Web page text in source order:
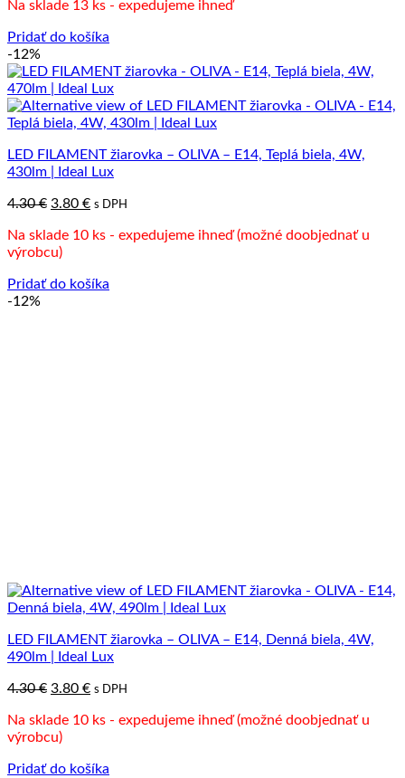
bola:
je:
Na sklade 13 ks - expedujeme ihneď
Pridať do košíka
-12%
LED FILAMENT žiarovka – OLIVA – E14, Teplá biela, 4W,
430lm | Ideal Lux
4.30€ Pôvodná
bola:
4.30 €.
3.80 €Aktuálna
je:
s DPH
Na sklade 10 ks - expedujeme ihneď (možné doobjednať u
výrobcu)
Pridať do košíka
-12%
LED FILAMENT žiarovka – OLIVA – E14, Denná biela, 4W,
490lm | Ideal Lux
4.30€ Pôvodná
bola:
4.30 €.
3.80 €Aktuálna
je:
s DPH
Na sklade 10 ks - expedujeme ihneď (možné doobjednať u
výrobcu)
Pridať do košíka